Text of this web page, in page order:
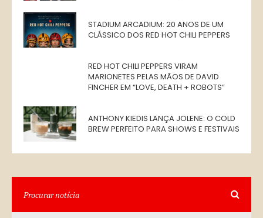
STADIUM ARCADIUM: 20 ANOS DE UM
CLÁSSICO DOS RED HOT CHILI PEPPERS
RED HOT CHILI PEPPERS VIRAM
MARIONETES PELAS MÃOS DE DAVID
FINCHER EM “LOVE, DEATH + ROBOTS”
ANTHONY KIEDIS LANÇA JOLENE: O COLD
BREW PERFEITO PARA SHOWS E FESTIVAIS